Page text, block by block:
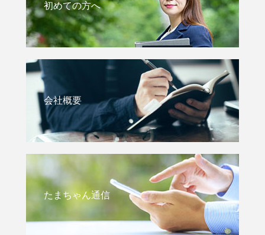
初めての方へ
会社概要
たまちゃん通信